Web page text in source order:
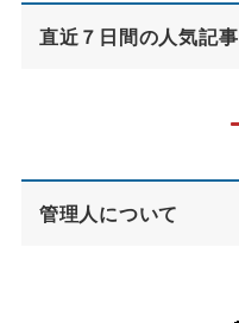
直近７日間の人気記事
管理人について